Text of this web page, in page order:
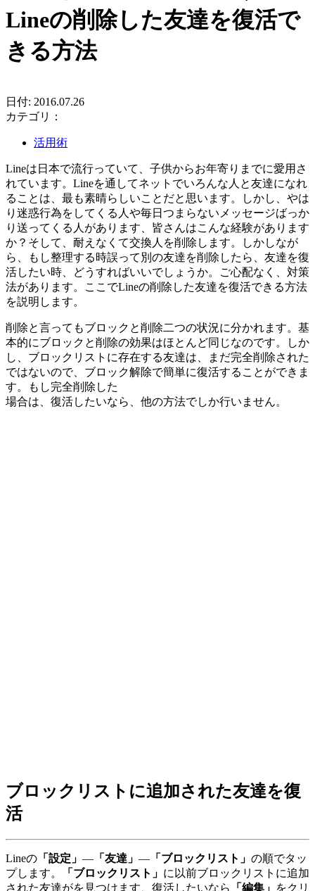
Lineの削除した友達を復活で
きる方法
日付: 2016.07.26
カテゴリ：
活用術
Lineは日本で流行っていて、子供からお年寄りまでに愛用さ
れています。Lineを通してネットでいろんな人と友達になれ
ることは、最も素晴らしいことだと思います。しかし、やは
り迷惑行為をしてくる人や毎日つまらないメッセージばっか
り送ってくる人があります、皆さんはこんな経験があります
か？そして、耐えなくて交換人を削除します。しかしなが
ら、もし整理する時誤って別の友達を削除したら、友達を復
活したい時、どうすればいいでしょうか。ご心配なく、対策
法があります。ここでLineの削除した友達を復活できる方法
を説明します。
削除と言ってもブロックと削除二つの状況に分かれます。基
本的にブロックと削除の効果はほとんど同じなのです。しか
し、ブロックリストに存在する友達は、まだ完全削除された
ではないので、ブロック解除で簡単に復活することができま
す。もし完全削除した
場合は、復活したいなら、他の方法でしか行いません。
ブロックリストに追加された友達を復
活
Lineの 「設定」 ― 「友達」 ― 「ブロックリスト」 の順でタッ
プします。
「ブロックリスト」 に以前ブロックリストに追加
された友達がを見つけます、復活したいなら
「編集」 をクリ